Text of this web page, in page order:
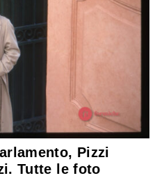
Pizzi
Tutte le foto